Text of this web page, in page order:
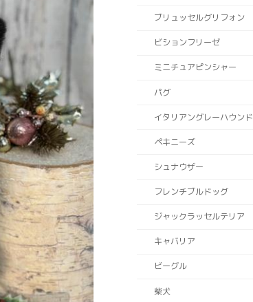
ブリュッセルグリフォン
ビションフリーゼ
ミニチュアピンシャー
パグ
イタリアングレーハウンド
ペキニーズ
シュナウザー
フレンチブルドッグ
ジャックラッセルテリア
キャバリア
ビーグル
柴犬